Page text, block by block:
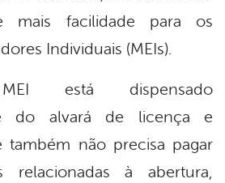
mais facilidade para os
Individuais (MEIs).
está dispensado
do alvará de licença e
também não precisa pagar
relacionadas à abertura,